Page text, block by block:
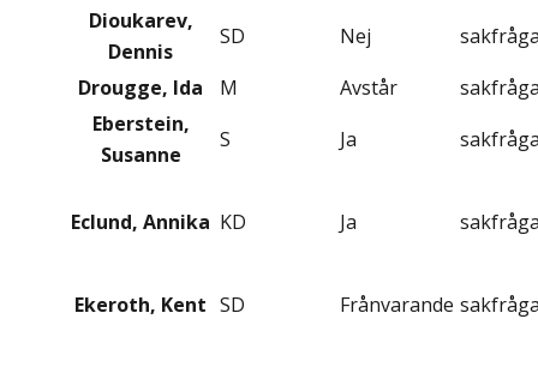
Dioukarev,
Dennis
SD Nej
Drougge, Ida
M Avstår
Eberstein,
Susanne
S Ja
Eclund, Annika KD Ja
Ekeroth, Kent SD Frånvarande